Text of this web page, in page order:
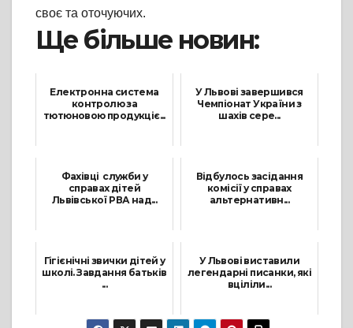
своє та оточуючих.
Ще більше новин:
Електронна система
контролю за
тютюновою продукціє...
У Львові завершився
Чемпіонат України з
шахів сере...
Фахівці служби у
справах дітей
Львівської РВА над...
Відбулось засідання
комісії у справах
альтернативн...
Гігієнічні звички дітей у
школі. Завдання батьків
...
11 Вересня, 2025
У Львові виставили
легендарні писанки, які
вціліли...
2 Травня, 2022